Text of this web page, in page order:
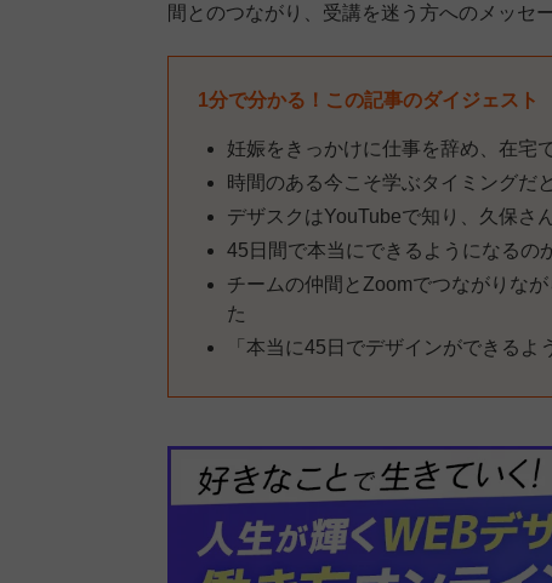
間とのつながり、受講を迷う方へのメッセ
1分で分かる！この記事のダイジェスト
妊娠をきっかけに仕事を辞め、在宅
時間のある今こそ学ぶタイミングだ
デザスクはYouTubeで知り、久保さ
45日間で本当にできるようになるの
チームの仲間とZoomでつながりな
た
「本当に45日でデザインができる